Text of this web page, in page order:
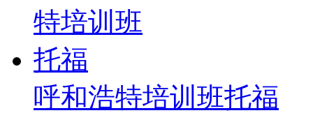
呼和浩特培训班托福